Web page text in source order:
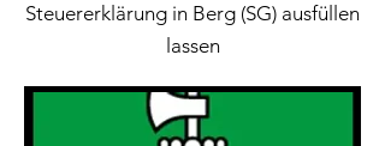
Steuererklärung in Berg (SG) ausfüllen
lassen